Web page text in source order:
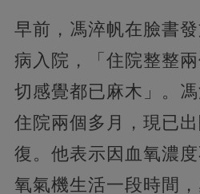
早前，馮淬帆在臉書
病入院，「住院整整
切感覺都已麻木」。
住院兩個多月，現已
復。他表示因血氧濃
氧氣機生活一段時間